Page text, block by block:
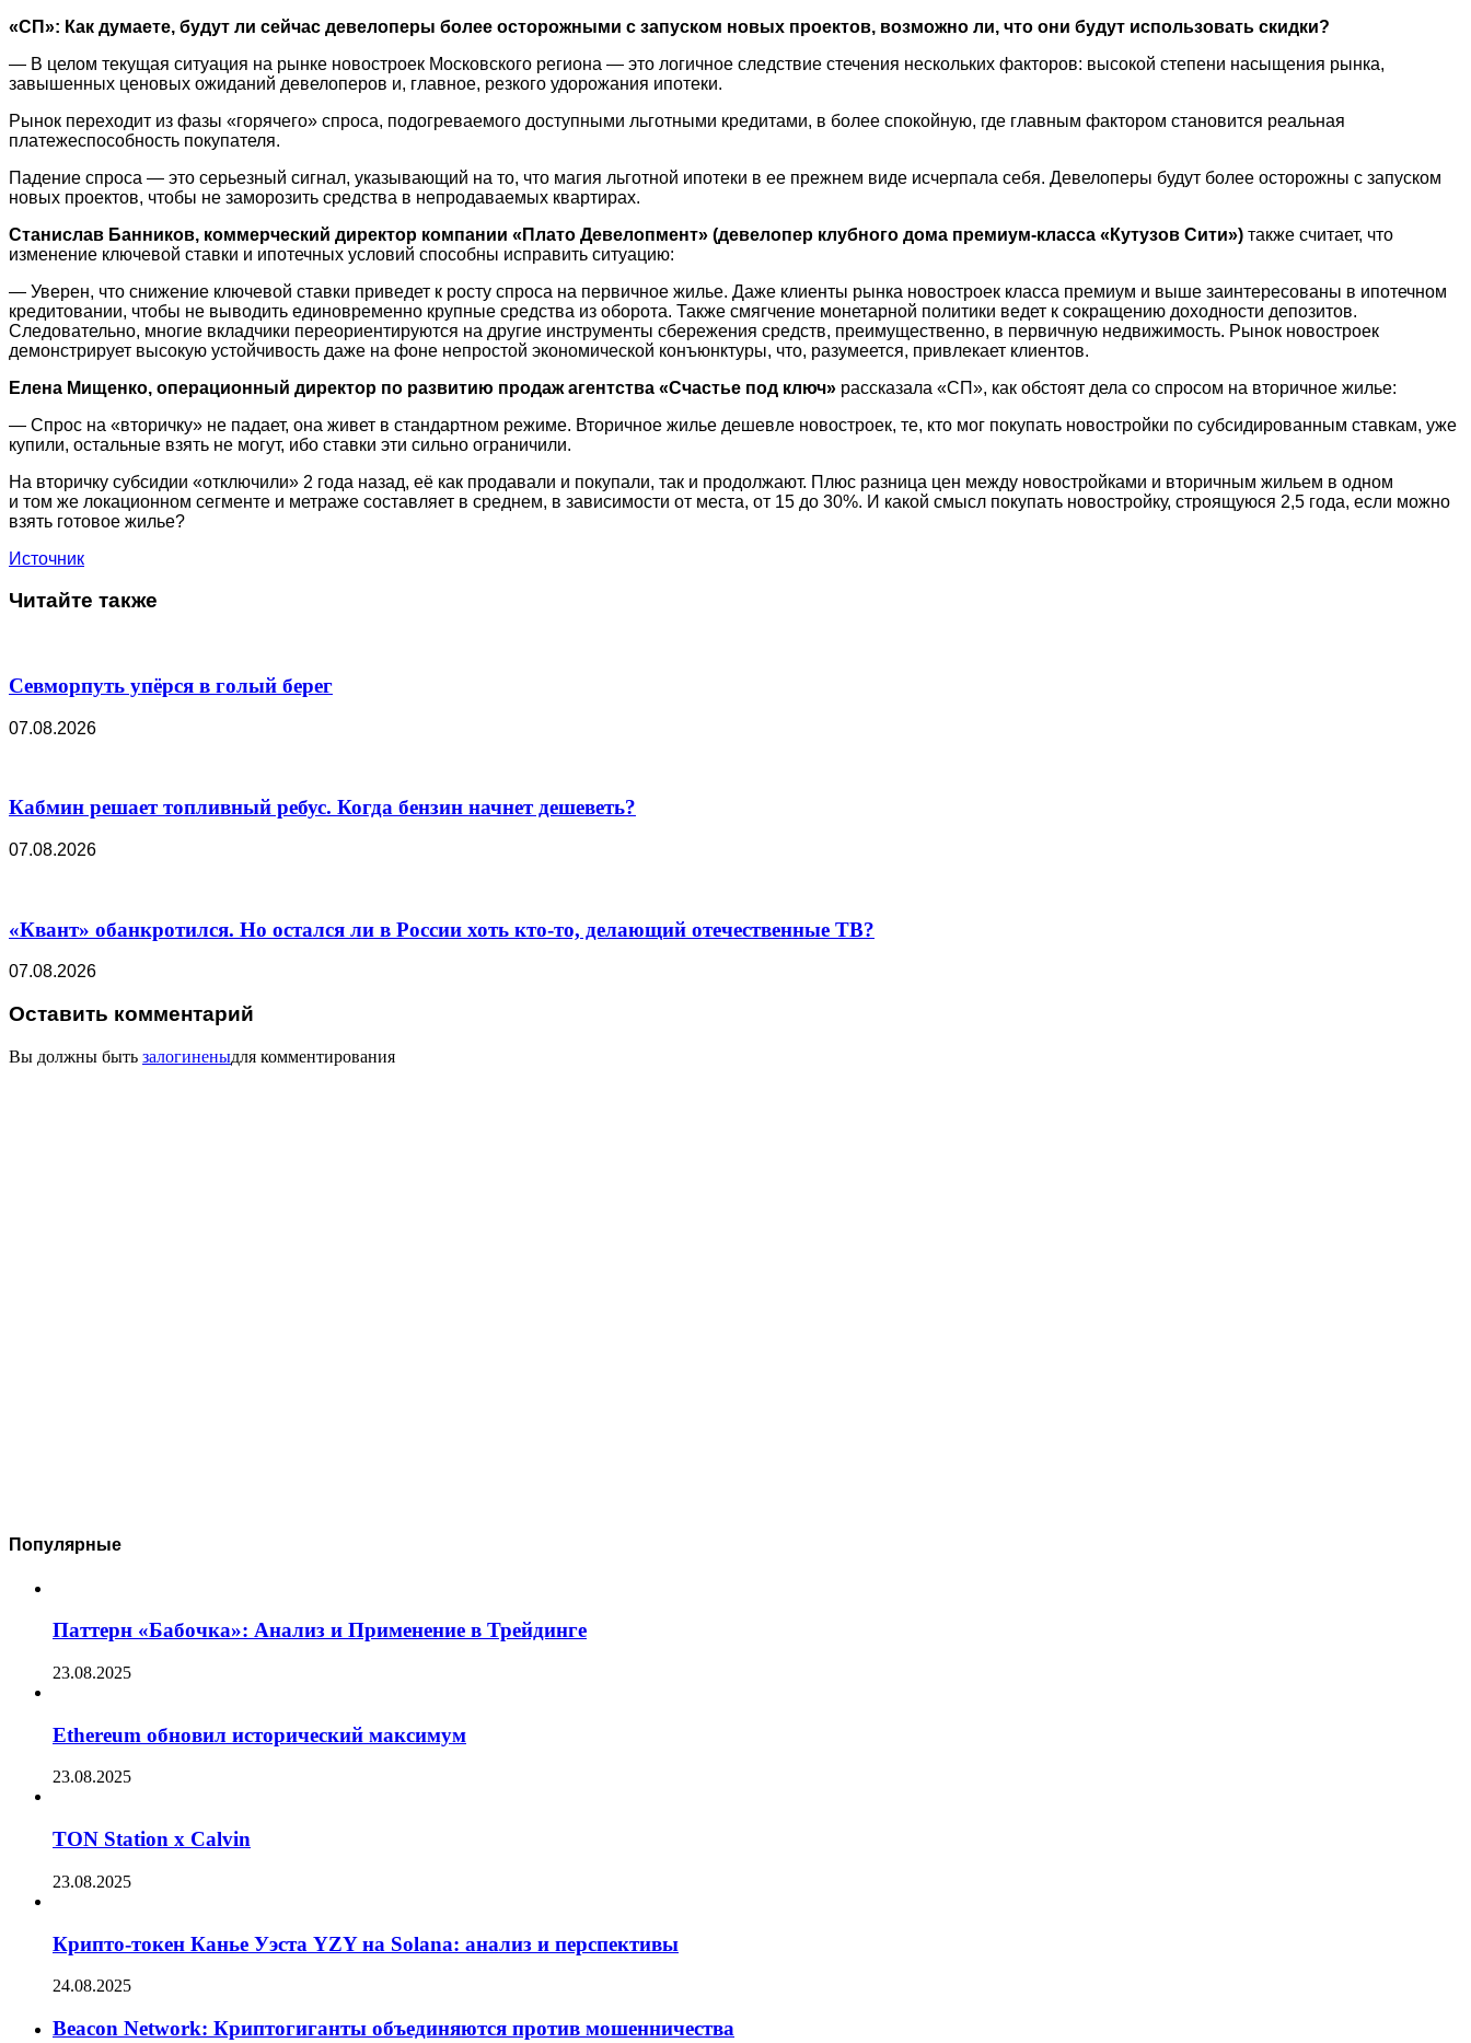
«СП»: Как думаете, будут ли сейчас девелоперы более осторожными с запуском новых проектов, возможно ли, что они будут использовать скидки?
— В целом текущая ситуация на рынке новостроек Московского региона — это логичное следствие стечения нескольких факторов: высокой степени насыщения рынка,
завышенных ценовых ожиданий девелоперов и, главное, резкого удорожания ипотеки.
Рынок переходит из фазы «горячего» спроса, подогреваемого доступными льготными кредитами, в более спокойную, где главным фактором становится реальная
платежеспособность покупателя.
Падение спроса — это серьезный сигнал, указывающий на то, что магия льготной ипотеки в ее прежнем виде исчерпала себя. Девелоперы будут более осторожны с запуском
новых проектов, чтобы не заморозить средства в непродаваемых квартирах.
Станислав Банников, коммерческий директор компании «Плато Девелопмент» (девелопер клубного дома премиум-класса «Кутузов Сити») также считает, что
изменение ключевой ставки и ипотечных условий способны исправить ситуацию:
— Уверен, что снижение ключевой ставки приведет к росту спроса на первичное жилье. Даже клиенты рынка новостроек класса премиум и выше заинтересованы в ипотечном
кредитовании, чтобы не выводить единовременно крупные средства из оборота. Также смягчение монетарной политики ведет к сокращению доходности депозитов.
Следовательно, многие вкладчики переориентируются на другие инструменты сбережения средств, преимущественно, в первичную недвижимость. Рынок новостроек
демонстрирует высокую устойчивость даже на фоне непростой экономической конъюнктуры, что, разумеется, привлекает клиентов.
Елена Мищенко, операционный директор по развитию продаж агентства «Счастье под ключ» рассказала «СП», как обстоят дела со спросом на вторичное жилье:
— Спрос на «вторичку» не падает, она живет в стандартном режиме. Вторичное жилье дешевле новостроек, те, кто мог покупать новостройки по субсидированным ставкам, уже
купили, остальные взять не могут, ибо ставки эти сильно ограничили.
На вторичку субсидии «отключили» 2 года назад, её как продавали и покупали, так и продолжают. Плюс разница цен между новостройками и вторичным жильем в одном
и том же локационном сегменте и метраже составляет в среднем, в зависимости от места, от 15 до 30%. И какой смысл покупать новостройку, строящуюся 2,5 года, если можно
взять готовое жилье?
Источник
Читайте также
Севморпуть упёрся в голый берег
07.08.2026
Кабмин решает топливный ребус. Когда бензин начнет дешеветь?
07.08.2026
«Квант» обанкротился. Но остался ли в России хоть кто-то, делающий отечественные ТВ?
07.08.2026
Оставить комментарий
Вы должны быть залогиненыдля комментирования
Популярные
Паттерн «Бабочка»: Анализ и Применение в Трейдинге
23.08.2025
Ethereum обновил исторический максимум
23.08.2025
TON Station x Calvin
23.08.2025
Крипто-токен Канье Уэста YZY на Solana: анализ и перспективы
24.08.2025
Beacon Network: Криптогиганты объединяются против мошенничества